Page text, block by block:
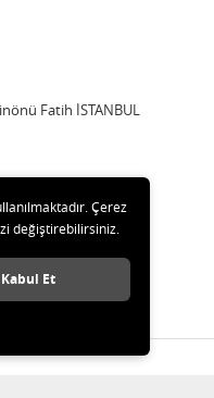
Fatih İSTANBUL
Çerez
değiştirebilirsiniz.
Et